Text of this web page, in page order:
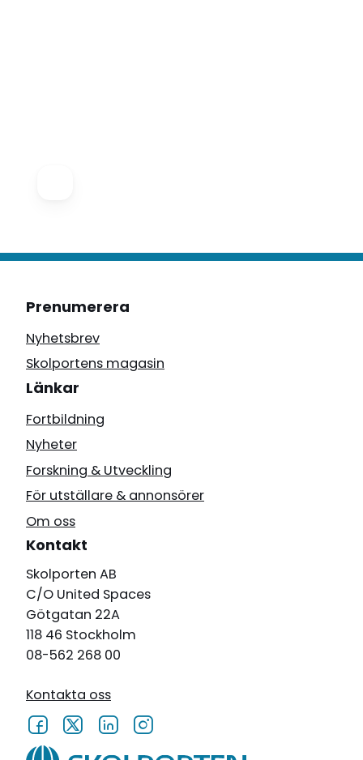
Prenumerera
Nyhetsbrev
Skolportens magasin
Länkar
Fortbildning
Nyheter
Forskning & Utveckling
För utställare & annonsörer
Om oss
Kontakt
Skolporten AB
C/O United Spaces
Götgatan 22A
118 46 Stockholm
08-562 268 00
Kontakta oss